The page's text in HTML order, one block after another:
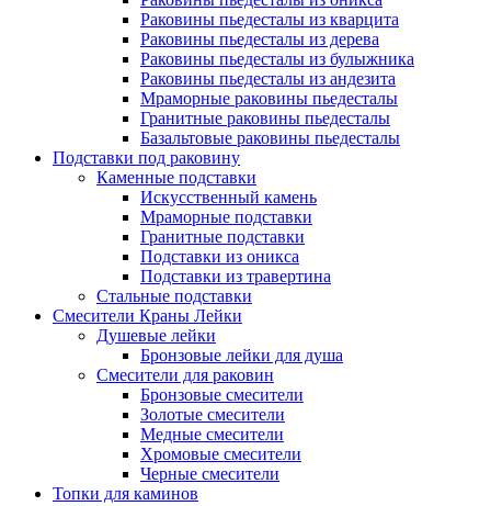
Раковины пьедесталы из кварцита
Раковины пьедесталы из дерева
Раковины пьедесталы из булыжника
Раковины пьедесталы из андезита
Мраморные раковины пьедесталы
Гранитные раковины пьедесталы
Базальтовые раковины пьедесталы
Подставки под раковину
Каменные подставки
Искусственный камень
Мраморные подставки
Гранитные подставки
Подставки из оникса
Подставки из травертина
Стальные подставки
Смесители Краны Лейки
Душевые лейки
Бронзовые лейки для душа
Смесители для раковин
Бронзовые смесители
Золотые смесители
Медные смесители
Хромовые смесители
Черные смесители
Топки для каминов